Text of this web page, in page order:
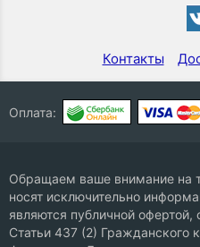
Контакты
Оплата:
Обращаем ваше внимание на
носят исключительно
являются публичной
Статьи 437 (2) Гражданского